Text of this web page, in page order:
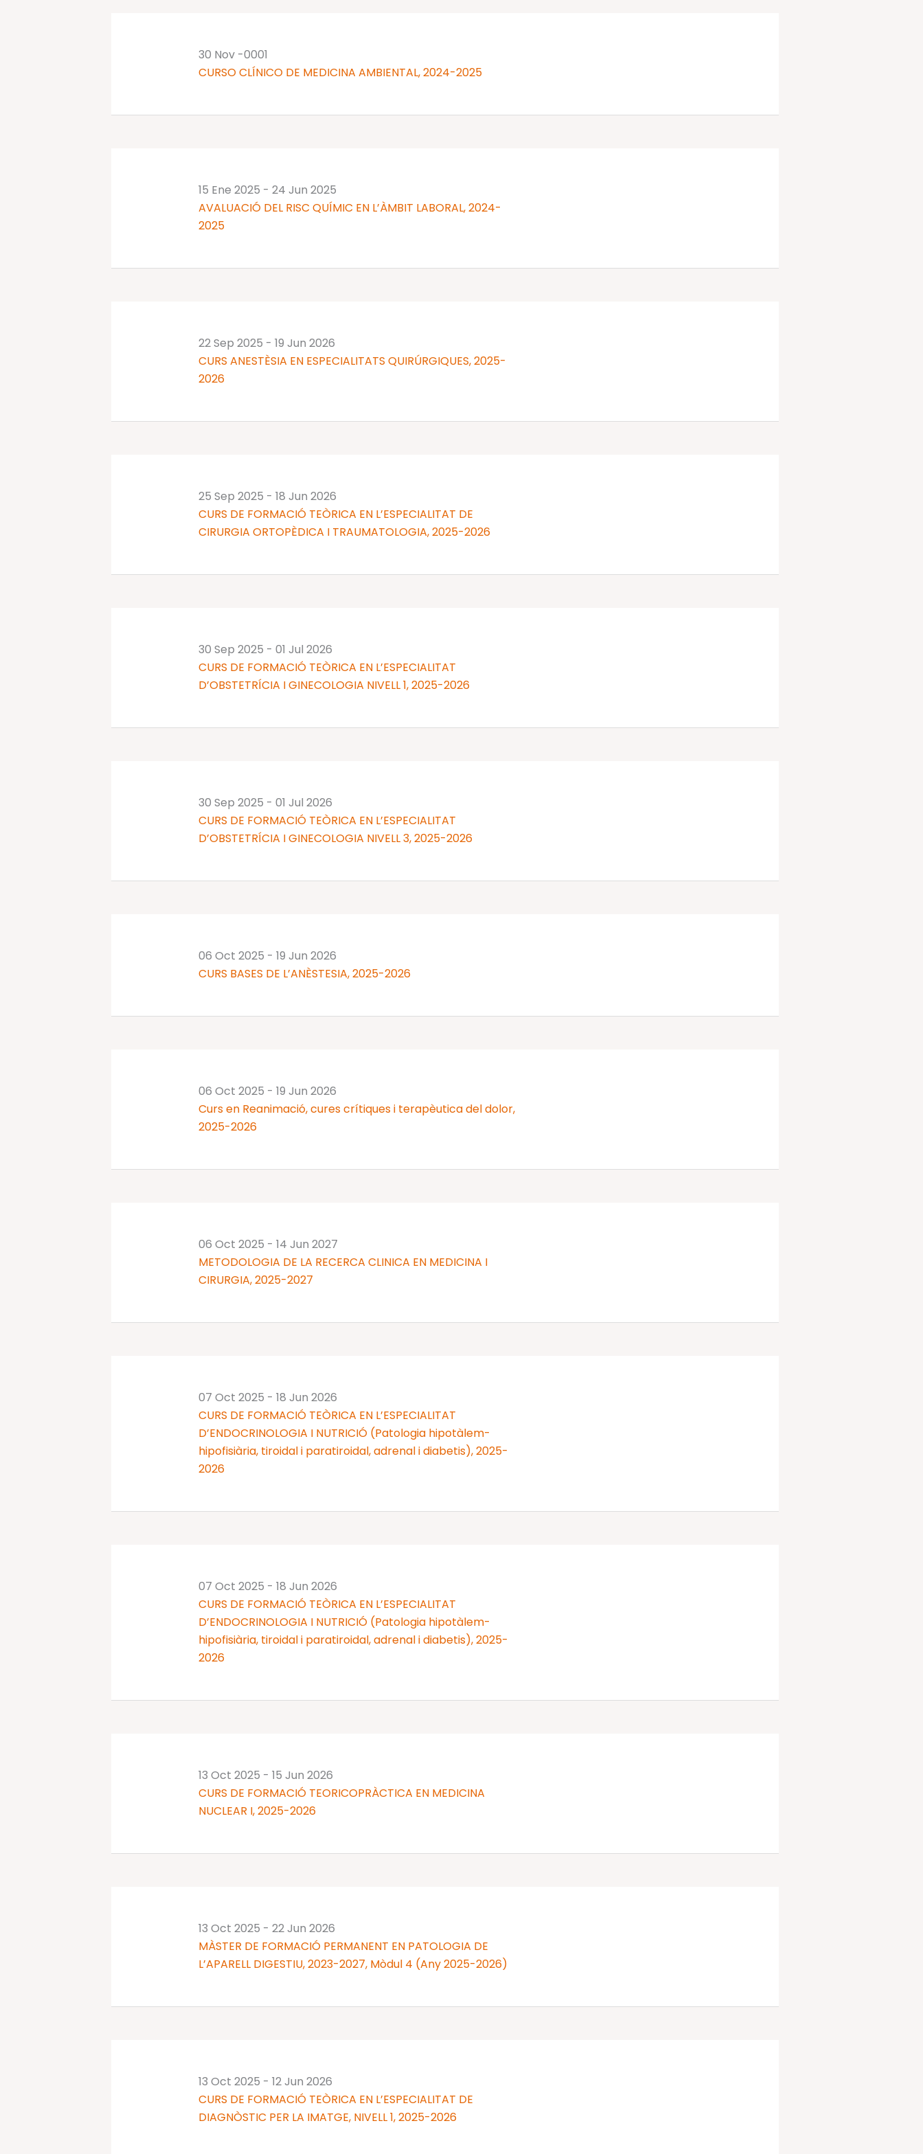
CURSO CLÍNICO DE MEDICINA AMBIENTAL, 2024-2025
30 Nov -0001
AVALUACIÓ DEL RISC QUÍMIC EN L’ÀMBIT LABORAL, 2024-
2025
15 Ene 2025 - 24 Jun 2025
CURS ANESTÈSIA EN ESPECIALITATS QUIRÚRGIQUES, 2025-
2026
22 Sep 2025 - 19 Jun 2026
CURS DE FORMACIÓ TEÒRICA EN L’ESPECIALITAT DE
CIRURGIA ORTOPÈDICA I TRAUMATOLOGIA, 2025-2026
25 Sep 2025 - 18 Jun 2026
CURS DE FORMACIÓ TEÒRICA EN L’ESPECIALITAT
D’OBSTETRÍCIA I GINECOLOGIA NIVELL 1, 2025-2026
30 Sep 2025 - 01 Jul 2026
CURS DE FORMACIÓ TEÒRICA EN L’ESPECIALITAT
D’OBSTETRÍCIA I GINECOLOGIA NIVELL 3, 2025-2026
30 Sep 2025 - 01 Jul 2026
CURS BASES DE L’ANÈSTESIA, 2025-2026
06 Oct 2025 - 19 Jun 2026
Curs en Reanimació, cures crítiques i terapèutica del dolor,
2025-2026
06 Oct 2025 - 19 Jun 2026
METODOLOGIA DE LA RECERCA CLINICA EN MEDICINA I
CIRURGIA, 2025-2027
06 Oct 2025 - 14 Jun 2027
CURS DE FORMACIÓ TEÒRICA EN L’ESPECIALITAT
D’ENDOCRINOLOGIA I NUTRICIÓ (Patologia hipotàlem-
hipofisiària, tiroidal i paratiroidal, adrenal i diabetis), 2025-
2026
07 Oct 2025 - 18 Jun 2026
CURS DE FORMACIÓ TEÒRICA EN L’ESPECIALITAT
D’ENDOCRINOLOGIA I NUTRICIÓ (Patologia hipotàlem-
hipofisiària, tiroidal i paratiroidal, adrenal i diabetis), 2025-
2026
07 Oct 2025 - 18 Jun 2026
CURS DE FORMACIÓ TEORICOPRÀCTICA EN MEDICINA
NUCLEAR I, 2025-2026
13 Oct 2025 - 15 Jun 2026
MÀSTER DE FORMACIÓ PERMANENT EN PATOLOGIA DE
L’APARELL DIGESTIU, 2023-2027, Mòdul 4 (Any 2025-2026)
13 Oct 2025 - 22 Jun 2026
CURS DE FORMACIÓ TEÒRICA EN L’ESPECIALITAT DE
DIAGNÒSTIC PER LA IMATGE, NIVELL 1, 2025-2026
13 Oct 2025 - 12 Jun 2026